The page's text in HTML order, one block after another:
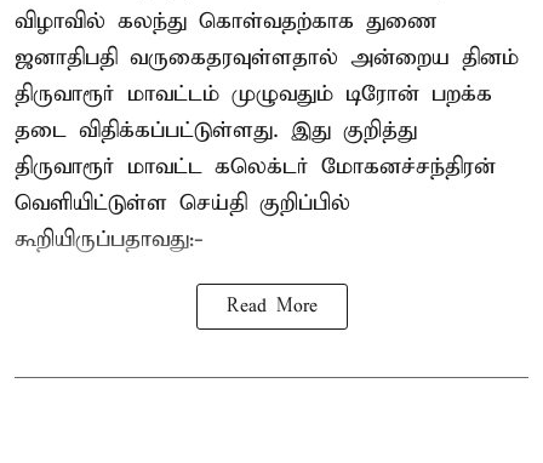
விழாவில் கலந்து கொள்வதற்காக துணை
ஜனாதிபதி வருகைதரவுள்ளதால் அன்றைய தினம்
திருவாரூர் மாவட்டம் முழுவதும் டிரோன் பறக்க
தடை விதிக்கப்பட்டுள்ளது. இது குறித்து
திருவாரூர் மாவட்ட கலெக்டர் மோகனச்சந்திரன்
வெளியிட்டுள்ள செய்தி குறிப்பில்
கூறியிருப்பதாவது:-
Read More